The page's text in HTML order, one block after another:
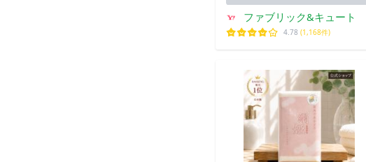
ファブリック&キュート
4.78 (1,168件)